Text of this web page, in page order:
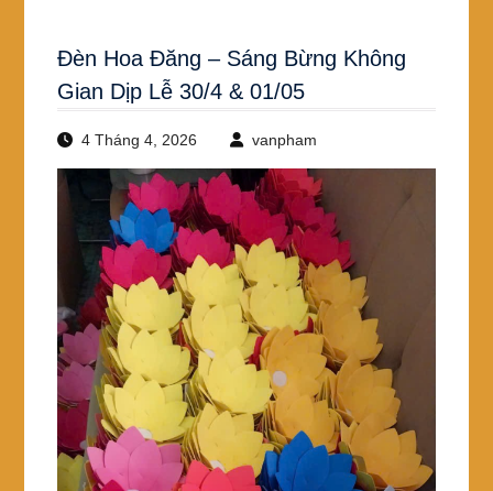
Đèn Hoa Đăng – Sáng Bừng Không
Gian Dịp Lễ 30/4 & 01/05
4 Tháng 4, 2026 vanpham